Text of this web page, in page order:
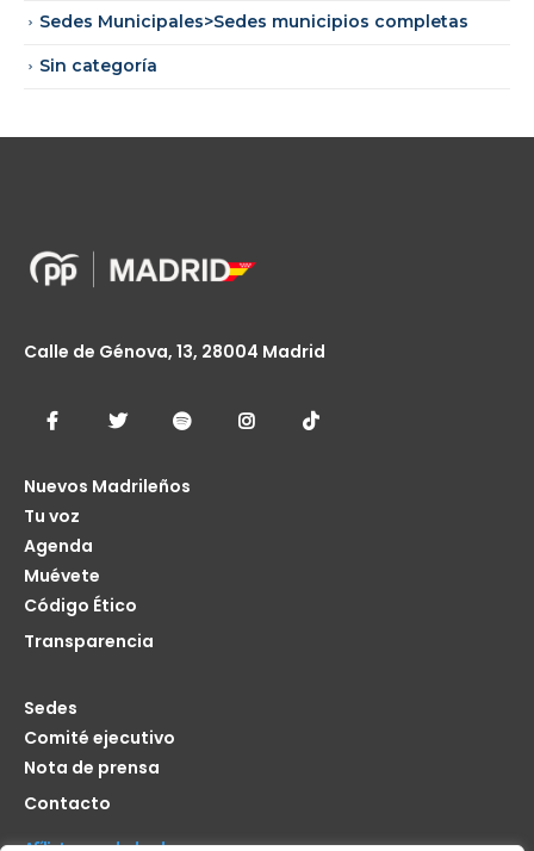
Sedes Municipales>Sedes municipios completas
Sin categoría
Calle de Génova, 13, 28004 Madrid
Nuevos Madrileños
Tu voz
Agenda
Muévete
Código Ético
Transparencia
Sedes
Comité ejecutivo
Nota de prensa
Contacto
Afíliate seas de donde seas